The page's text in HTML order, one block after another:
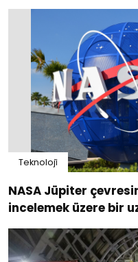
Teknoloji̇
NASA Jüpiter
incelemek üzere bir